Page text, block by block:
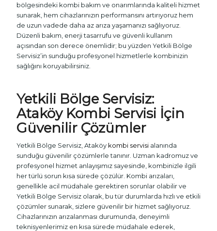
bölgesindeki kombi bakım ve onarımlarında kaliteli hizmet
sunarak, hem cihazlarınızın performansını artırıyoruz hem
de uzun vadede daha az arıza yaşamanızı sağlıyoruz.
Düzenli bakım, enerji tasarrufu ve güvenli kullanım
açısından son derece önemlidir; bu yüzden Yetkili Bölge
Servisiz’in sunduğu profesyonel hizmetlerle kombinizin
sağlığını koruyabilirsiniz.
Yetkili Bölge Servisiz:
Ataköy Kombi Servisi İçin
Güvenilir Çözümler
Yetkili Bölge Servisiz, Ataköy kombi servisialanında
sunduğu güvenilir çözümlerle tanınır. Uzman kadromuz ve
profesyonel hizmet anlayışımız sayesinde, kombinizle ilgili
her türlü sorun kısa sürede çözülür. Kombi arızaları,
genellikle acil müdahale gerektiren sorunlar olabilir ve
Yetkili Bölge Servisiz olarak, bu tür durumlarda hızlı ve etkili
çözümler sunarak, sizlere güvenilir bir hizmet sağlıyoruz.
Cihazlarınızın arızalanması durumunda, deneyimli
teknisyenlerimiz en kısa sürede müdahale ederek,